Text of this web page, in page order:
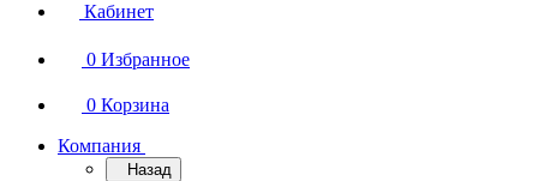
Кабинет
0 Избранное
0 Корзина
Компания
Назад